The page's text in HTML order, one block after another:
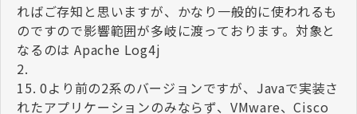
ればご存知と思いますが、かなり一般的に使われるも
のですので影響範囲が多岐に渡っております。対象と
なるのは Apache Log4j
2.
15. 0より前の2系のバージョンですが、Javaで実装さ
れたアプリケーションのみならず、VMware、Cisco